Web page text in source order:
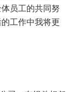
员工的共同努
工作中我将更